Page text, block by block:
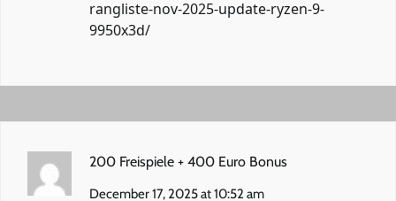
rangliste-nov-2025-update-ryzen-9-
9950x3d/
200 Freispiele + 400 Euro Bonus
December 17, 2025 at 10:52 am